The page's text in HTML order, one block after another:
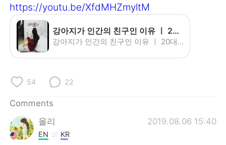
https://youtu.be/XfdMHZmyltM
강아지가 인간의 친구인 이유 ㅣ 20대 암환자의 암 극복기 - YouTube
강아지가 인간의 친구인 이유 ㅣ 20대 암환자의 암 극복기
54 22
Comments
올리
2019.08.06 15:40
EN KR